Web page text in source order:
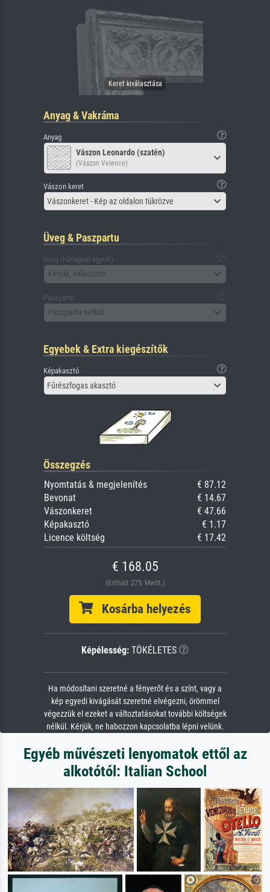
Anyag & Vakráma
Anyag
Vászon Leonardo (szatén)
(Vászon Velence)
Vászon keret
Vászonkeret - Kép az oldalon tükrözve
Üveg & Paszpartu
Üveg (hátlappal együtt)
Kérjük, válasszon
Paszpartu
Paszpartu nélkül
Egyebek & Extra kiegészítők
Képakasztó
Fűrészfogas akasztó
Összegzés
Nyomtatás & megjelenítés
€ 87.12
Bevonat
€ 14.67
Vászonkeret
€ 47.66
Képakasztó
€ 1.17
Licence költség
€ 17.42
€ 168.05
(Enthält 27% MwSt.)
Kosárba helyezés
Képélesség: TÖKÉLETES
Ha módosítani szeretné a fényerőt és a színt, vagy a
kép egyedi kivágását szeretné elvégezni, örömmel
végezzük el ezeket a változtatásokat további költségek
nélkül. Kérjük, ne habozzon kapcsolatba lépni velünk.
Egyéb művészeti lenyomatok ettől az
alkotótól: Italian School